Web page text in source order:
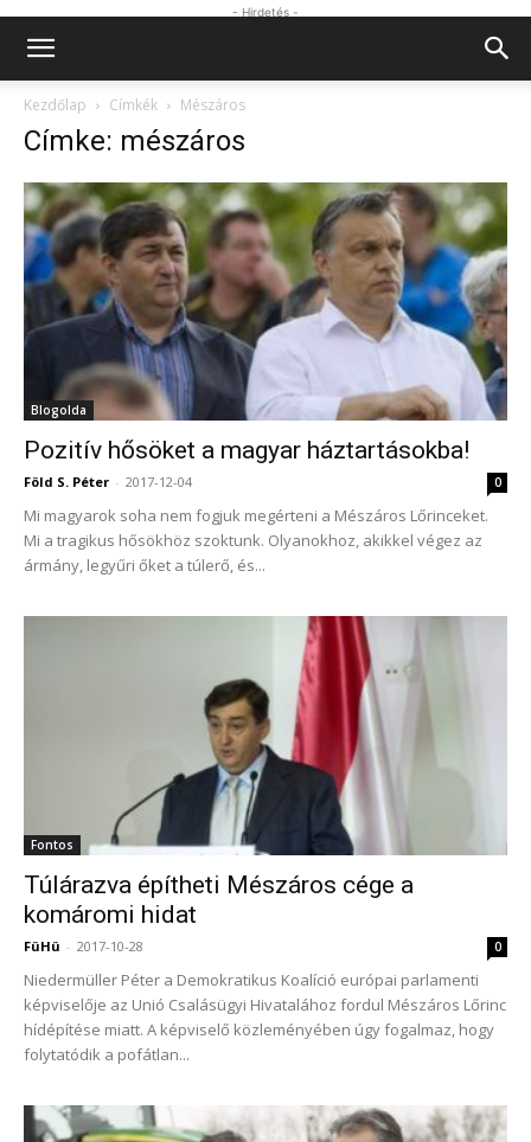
- Hirdetés -
Kezdőlap Címkék Mészáros
Címke: mészáros
Blogolda
Pozitív hősöket a magyar háztartásokba!
Föld S. Péter - 2017-12-04 0
Mi magyarok soha nem fogjuk megérteni a Mészáros Lőrinceket.
Mi a tragikus hősökhöz szoktunk. Olyanokhoz, akikkel végez az
ármány, legyűri őket a túlerő, és...
Fontos
Túlárazva építheti Mészáros cége a
komáromi hidat
FüHü - 2017-10-28 0
Niedermüller Péter a Demokratikus Koalíció európai parlamenti
képviselője az Unió Csalásügyi Hivatalához fordul Mészáros Lőrinc
hídépítése miatt. A képviselő közleményében úgy fogalmaz, hogy
folytatódik a pofátlan...